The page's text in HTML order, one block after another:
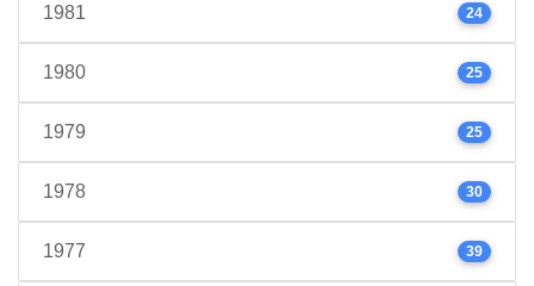
1981 24
1980 25
1979 25
1978 30
1977 39